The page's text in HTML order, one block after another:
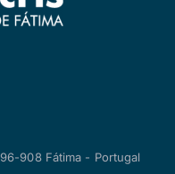
908 Fátima - Portugal